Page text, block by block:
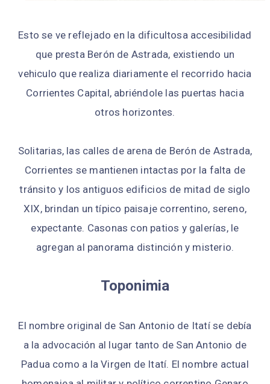
Esto se ve reflejado en la dificultosa accesibilidad
que presta Berón de Astrada, existiendo un
vehiculo que realiza diariamente el recorrido hacia
Corrientes Capital, abriéndole las puertas hacia
otros horizontes.
Solitarias, las calles de arena de Berón de Astrada,
Corrientes se mantienen intactas por la falta de
tránsito y los antiguos edificios de mitad de siglo
XIX, brindan un típico paisaje correntino, sereno,
expectante. Casonas con patios y galerías, le
agregan al panorama distinción y misterio.
Toponimia
El nombre original de San Antonio de Itatí se debía
a la advocación al lugar tanto de San Antonio de
Padua como a la Virgen de Itatí. El nombre actual